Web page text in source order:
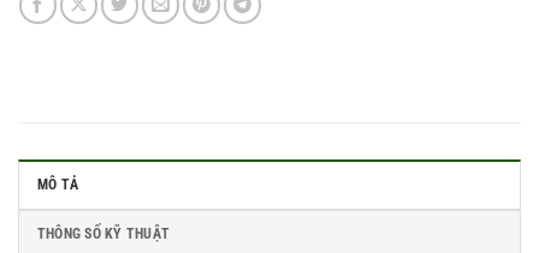
MÔ TẢ
THÔNG SỐ KỸ THUẬT